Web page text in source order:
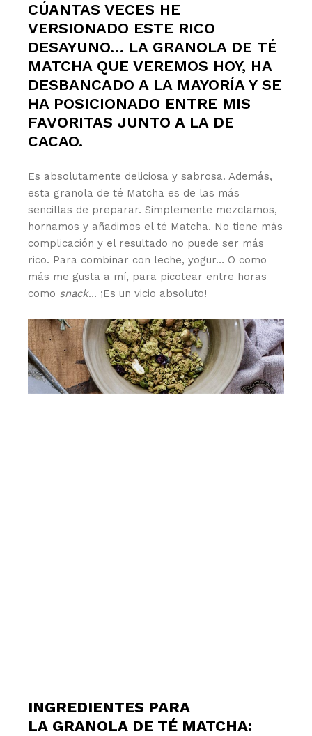
CÚANTAS VECES HE
VERSIONADO ESTE RICO
DESAYUNO… LA GRANOLA DE TÉ
MATCHA QUE VEREMOS HOY, HA
DESBANCADO A LA MAYORÍA Y SE
HA POSICIONADO ENTRE MIS
FAVORITAS JUNTO A LA DE
CACAO.
Es absolutamente deliciosa y sabrosa. Además,
esta granola de té Matcha es de las más
sencillas de preparar. Simplemente mezclamos,
hornamos y añadimos el té Matcha. No tiene más
complicación y el resultado no puede ser más
rico. Para combinar con leche, yogur… O como
más me gusta a mí, para picotear entre horas
como snack… ¡Es un vicio absoluto!
INGREDIENTES PARA
LA GRANOLA DE TÉ MATCHA: